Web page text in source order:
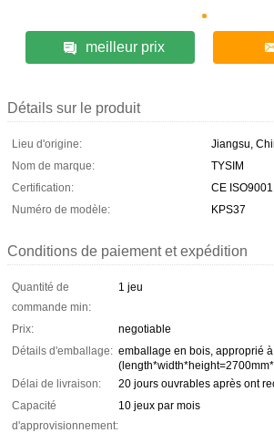
meilleur prix
Détails sur le produit
Lieu d'origine:
Jiangsu,
Nom de marque:
TYSIM
Certification:
CE ISO9001
Numéro de modèle:
KPS37
Conditions de paiement et expédition
Quantité de
commande min:
1 jeu
Prix:
negotiable
Détails d'emballage: emballage en bois, approprié
Délai de livraison:
20 jours ouvrables après ont
Capacité
d'approvisionnement:
10 jeux par mois